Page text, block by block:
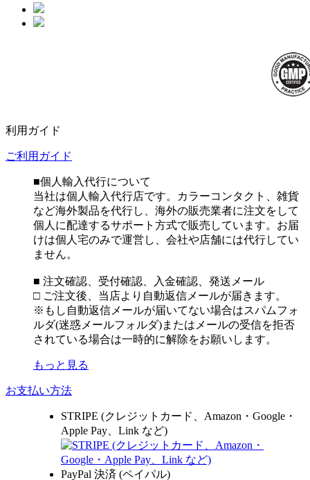
利用ガイド
ご利用ガイド
■個人輸入代行について
当社は個人輸入代行店です。カラーコンタクト、雑貨
など海外製品を代行し、海外の販売業者に注文をして
個人に配達するサポート方式で販売しています。お届
けは個人宅のみで運営し、会社や店舗には代行してい
ません。
■ 注文確認、受付確認、入金確認、発送メール
□ ご注文後、当店より自動返信メールが届きます。
※もし自動返信メールが届いてない場合はスパムフォ
ルダ(迷惑メールフォルダ)またはメールの受信を拒否
されている場合は一時的に解除をお願いします。
もっと見る
お支払い方法
STRIPE (クレジットカード、Amazon・Google・
Apple Pay、Link など)
PayPal 決済 (ペイパル)